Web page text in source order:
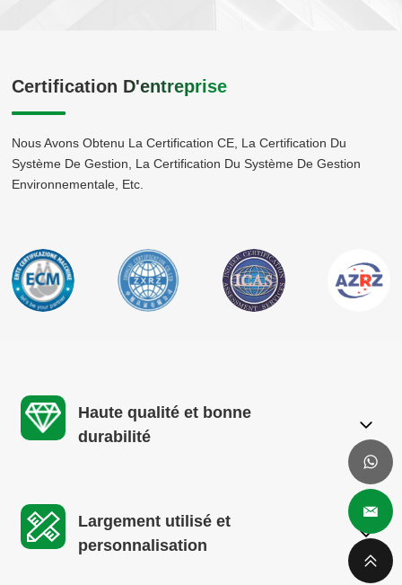
Certification D'entreprise
Nous Avons Obtenu La Certification CE, La Certification Du
Système De Gestion, La Certification Du Système De Gestion
Environnementale, Etc.
Haute qualité et bonne
durabilité
Largement utilisé et
personnalisation